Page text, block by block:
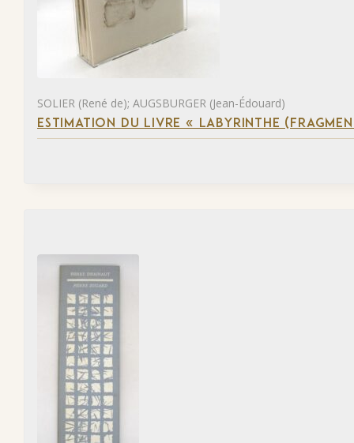
SOLIER (René de); AUGSBURGER (Jean-Édouard)
ESTIMATION DU LIVRE « LABYRINTHE